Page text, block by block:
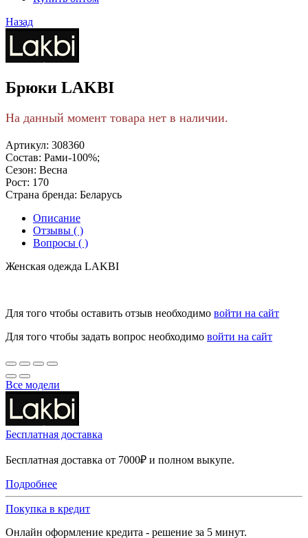
Назад
Брюки LAKBI
На данный момент товара нет в наличии.
Артикул: 308360
Состав: Рами-100%;
Сезон: Весна
Рост: 170
Страна бренда: Беларусь
Описание
Отзывы ( )
Вопросы ( )
Женская одежда LAKBI
Для того чтобы оставить отзыв необходимо войти на сайт
Для того чтобы задать вопрос необходимо войти на сайт
Все модели
Бесплатная доставка
Бесплатная доставка от 7000₽ и полном выкупе.
Подробнее
Покупка в кредит
Онлайн оформление кредита - решение за 5 минут.